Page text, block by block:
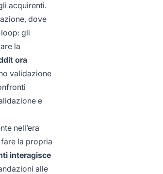
acquirenti.
dove
gli
la
ora
validazione
e
nell’era
la propria
interagisce
alle